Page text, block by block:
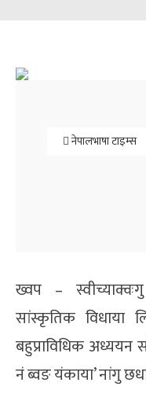
नेपालभाषा टाइम्स
ख्वप –
सांस्कृतिक विधाया
बहुप्राविधिक अध्ययन
नं ब्वङ यंकाया’ नांगु